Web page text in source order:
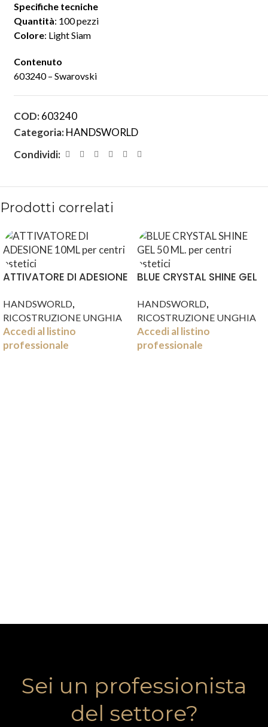
Specifiche tecniche
Quantità: 100 pezzi
Colore: Light Siam
Contenuto
603240 – Swarovski
COD:603240
Categoria:HANDSWORLD
Condividi:
Prodotti correlati
ATTIVATORE DI ADESIONE
HANDSWORLD,
RICOSTRUZIONE UNGHIA
Accedi al listino
professionale
BLUE CRYSTAL SHINE GEL
HANDSWORLD,
RICOSTRUZIONE UNGHIA
Accedi al listino
professionale
Sei un professionista
del settore?